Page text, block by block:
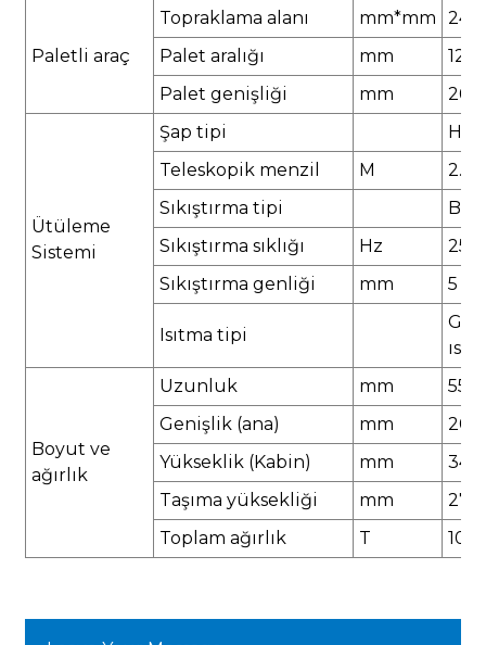
Paletli araç
Topraklama alanı mm*mm
Palet aralığı
mm
Palet genişliği
mm 260
Ütüleme
Sistemi
Şap tipi
Teleskopik menzil
M
2.0
Sıkıştırma tipi
Sıkıştırma sıklığı
Hz
25
Sıkıştırma genliği
mm 5
Isıtma tipi
Boyut ve
ağırlık
Uzunluk mm
Genişlik (ana)
mm
Yükseklik (Kabin)
mm
3415
Taşıma yüksekliği
mm
Toplam ağırlık
T 10.5